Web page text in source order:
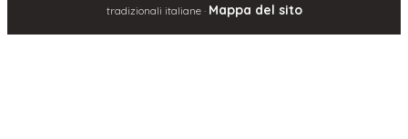
tradizionali italiane · Mappa del sito